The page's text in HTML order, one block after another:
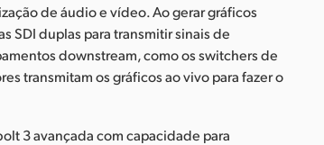
de áudio e vídeo. Ao gerar gráficos
SDI duplas para transmitir sinais de
downstream, como os switchers de
transmitam os gráficos ao vivo para fazer o
3 avançada com capacidade para